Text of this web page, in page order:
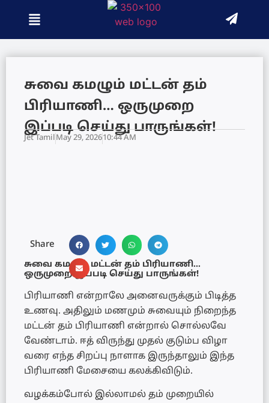
சுவை கமழும் மட்டன் தம்
பிரியாணி… ஒருமுறை
இப்படி செய்து பாருங்கள்!
Jet TamilMay 29, 202610:44 AM
Share
சுவை கமழும் மட்டன் தம் பிரியாணி…
ஒருமுறை இப்படி செய்து பாருங்கள்!
பிரியாணி என்றாலே அனைவருக்கும் பிடித்த
உணவு. அதிலும் மணமும் சுவையும் நிறைந்த
மட்டன் தம் பிரியாணி என்றால் சொல்லவே
வேண்டாம். ஈத் விருந்து முதல் குடும்ப விழா
வரை எந்த சிறப்பு நாளாக இருந்தாலும் இந்த
பிரியாணி மேசையை கலக்கிவிடும்.
வழக்கம்போல் இல்லாமல் தம் முறையில்